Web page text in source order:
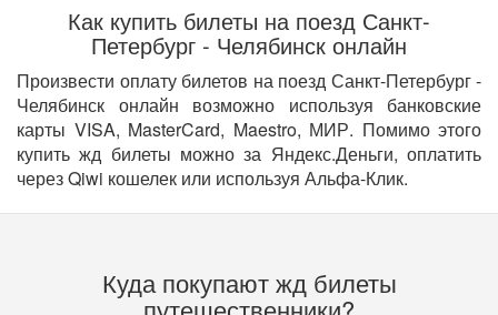
Как купить билеты на поезд Санкт-
Петербург - Челябинск онлайн
Произвести оплату билетов на поезд Санкт-Петербург -
Челябинск онлайн возможно используя банковские
карты VISA, MasterCard, Maestro, МИР. Помимо этого
купить жд билеты можно за Яндекс.Деньги, оплатить
через Qiwi кошелек или используя Альфа-Клик.
Куда покупают жд билеты